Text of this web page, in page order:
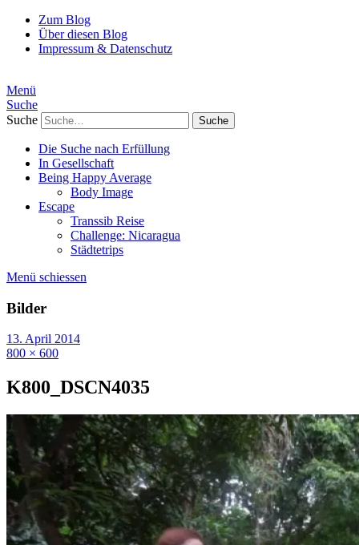
Zum Blog
Über diesen Blog
Impressum & Datenschutz
Menü
Suche
Suche
Die Suche nach Erfüllung
In Gesellschaft
Being Happy Average
Body Image
Escape
Transsib Reise
Challenge: Nicaragua
Städtetrips
Menü schiessen
Bilder
13. April 2014
800 × 600
K800_DSCN4035